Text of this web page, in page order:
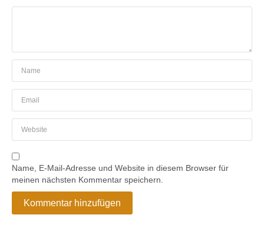
Name, E-Mail-Adresse und Website in diesem Browser für
meinen nächsten Kommentar speichern.